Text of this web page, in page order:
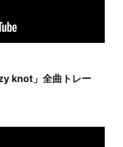
knot」全曲トレー